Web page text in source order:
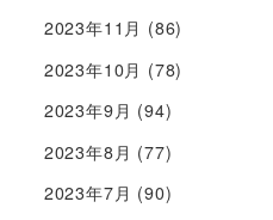
2023年11月 (86)
2023年10月 (78)
2023年9月 (94)
2023年8月 (77)
2023年7月 (90)